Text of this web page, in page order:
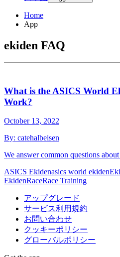
Home
App
ekiden FAQ
What is the ASICS World
Work?
October 13, 2022
By: catehalbeisen
We answer common questions
ASICS Ekidenasics world ekiden
EkidenRaceRace Training
アップグレード
サービス利用規約
お問い合わせ
クッキーポリシー
グローバルポリシー